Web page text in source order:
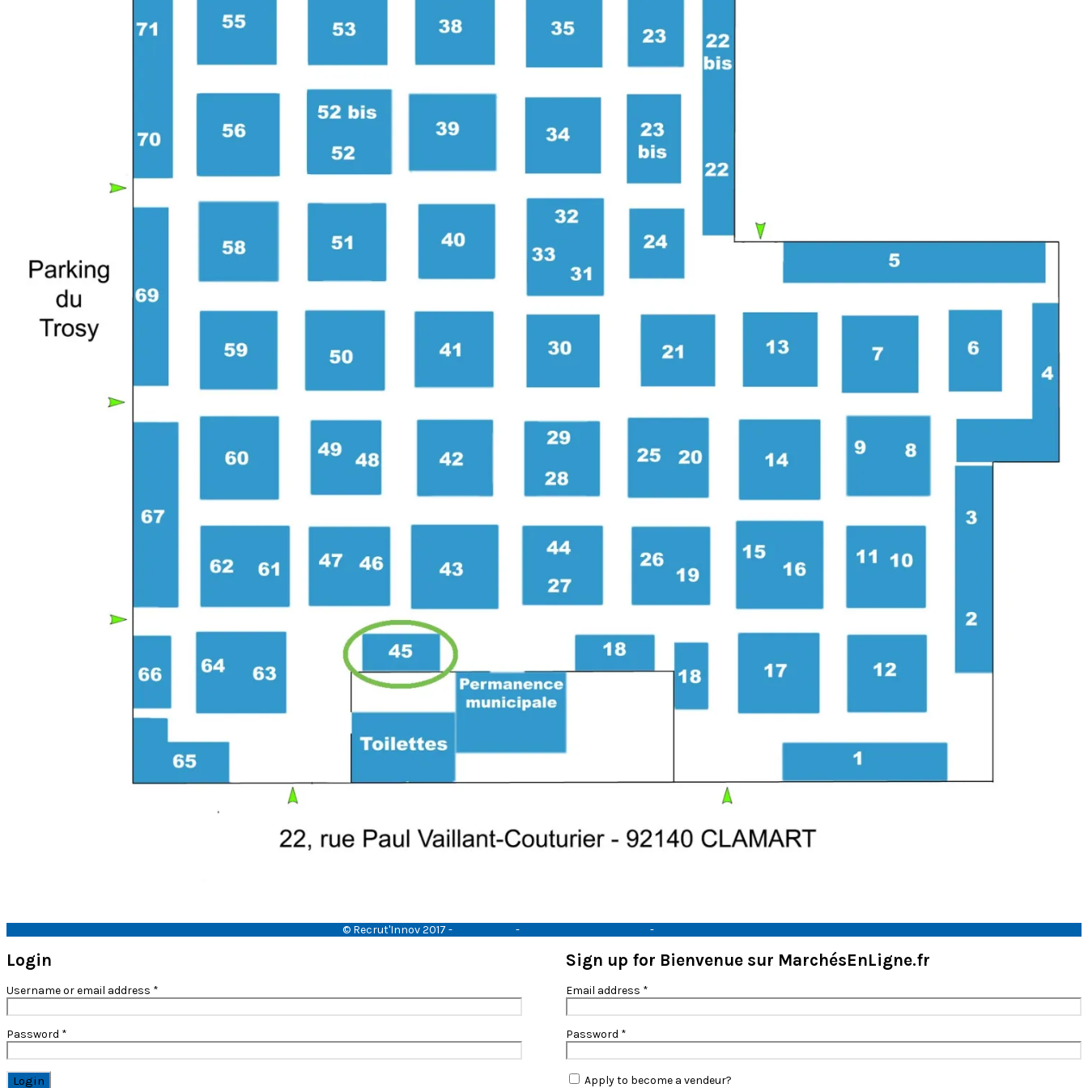
© Recrut'Innov 2017 - - -
Login
Username or email address *
Password *
Sign up for Bienvenue sur MarchésEnLigne.fr
Email address *
Password *
Apply to become a vendeur?